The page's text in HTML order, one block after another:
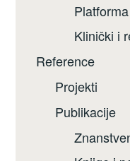
Klinički i
Reference
Projekti
Publikacije